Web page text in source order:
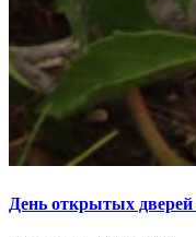
День открытых